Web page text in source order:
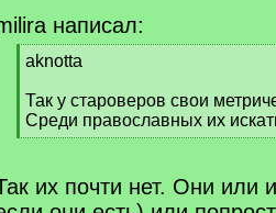
написал:
[
]
aknotta
Так у староверов свои
Среди православных их
[
q
]
их почти нет. Они или